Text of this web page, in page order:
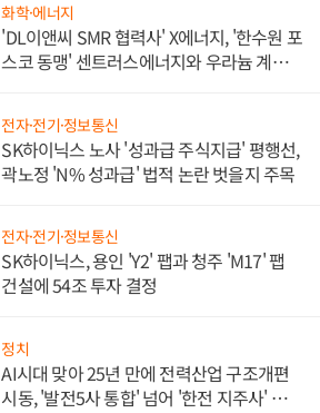
화학·에너지
'DL이앤씨 SMR 협력사' X에너지, '한수원 포
스코 동맹' 센트러스에너지와 우라늄 계약
전자·전기·정보통신
SK하이닉스 노사 '성과급 주식지급' 평행선,
곽노정 'N% 성과급' 법적 논란 벗을지 주목
전자·전기·정보통신
SK하이닉스, 용인 'Y2' 팹과 청주 'M17' 팹
건설에 54조 투자 결정
정치
AI시대 맞아 25년 만에 전력산업 구조개편
시동, '발전5사 통합' 넘어 '한전 지주사' 재편